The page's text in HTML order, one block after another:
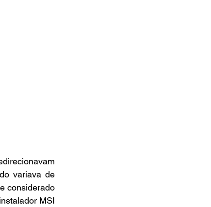
variava de
considerado
MSI